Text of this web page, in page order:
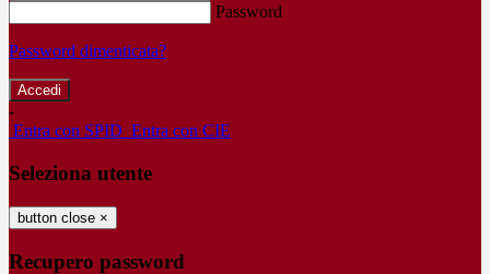
Password
Password dimenticata?
-
Entra con SPID Entra con CIE
Seleziona utente
button close ×
Recupero password